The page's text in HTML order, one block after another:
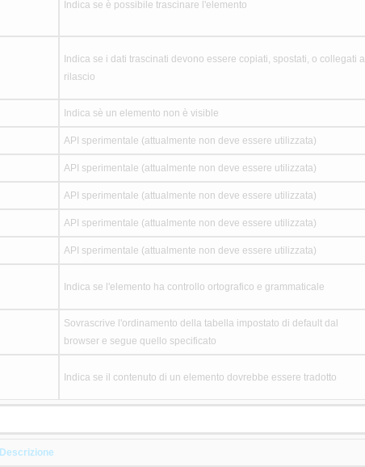
Indica se è possibile trascinare l'elemento
Indica se i dati trascinati devono essere copiati, spostati, o collegati al
rilascio
Indica sè un elemento non è visible
API sperimentale (attualmente non deve essere utilizzata)
API sperimentale (attualmente non deve essere utilizzata)
API sperimentale (attualmente non deve essere utilizzata)
API sperimentale (attualmente non deve essere utilizzata)
API sperimentale (attualmente non deve essere utilizzata)
Indica se l'elemento ha controllo ortografico e grammaticale
Sovrascrive l'ordinamento della tabella impostato di default dal
browser e segue quello specificato
Indica se il contenuto di un elemento dovrebbe essere tradotto
Descrizione